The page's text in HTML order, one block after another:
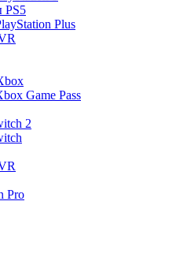
PS5
Plus
Game Pass
2
Pro